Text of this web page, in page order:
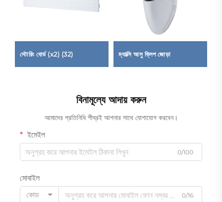
স্টোরিং বোর্ড (x2) (32) ম্যাক্সি আলু ক্লিপ জোড়া
বিনামূল্যে আদায় করুন
আমাদের প্রতিনিধি শীঘ্রই আপনার সাথে যোগাযোগ করবেন।
ইমেইল
0/100
মোবাইল
কোড
0/16